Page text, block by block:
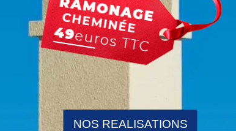
NOS REALISATIONS